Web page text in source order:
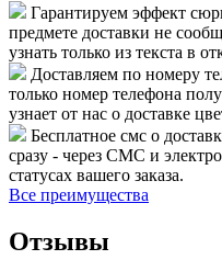
Гарантируем эффект
предмете доставки не
узнать только из текста в
Доставляем по номеру
только номер телефона
узнает от нас о доставке
Бесплатное смс о
сразу - через СМС и
статусах вашего заказа.
Все преимущества
Отзывы